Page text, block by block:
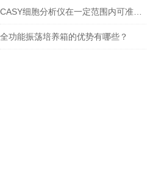
全功能振荡培养箱的优势有哪些？